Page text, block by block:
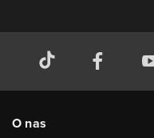
O nas